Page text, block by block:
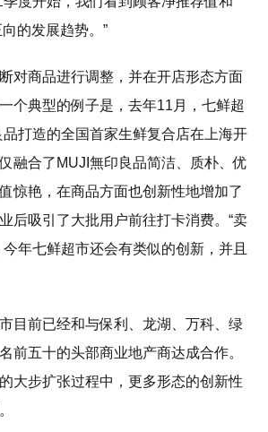
的发展趋势。”
对商品进行调整，并在开店形态方面
个典型的例子是，去年11月，七鲜超
打造的全国首家生鲜复合店在上海开
融合了MUJI無印良品简洁、质朴、优
惊艳，在商品方面也创新性地增加了
后吸引了大批用户前往打卡消费。“卖
年七鲜超市还会有类似的创新，并且
目前已经和与保利、龙湖、万科、绿
前五十的头部商业地产商达成合作。
大步扩张过程中，更多形态的创新性